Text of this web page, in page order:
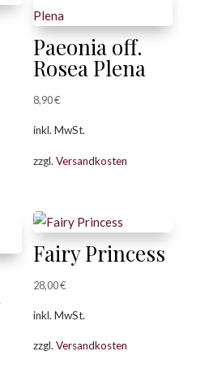
Paeonia off.
Rosea Plena
8,90€
inkl. MwSt.
zzgl.Versandkosten
Fairy Princess
28,00€
inkl. MwSt.
zzgl.Versandkosten